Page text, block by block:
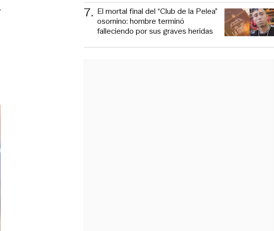
7. El mortal final del “Club de la Pelea”
osornino: hombre terminó
falleciendo por sus graves heridas